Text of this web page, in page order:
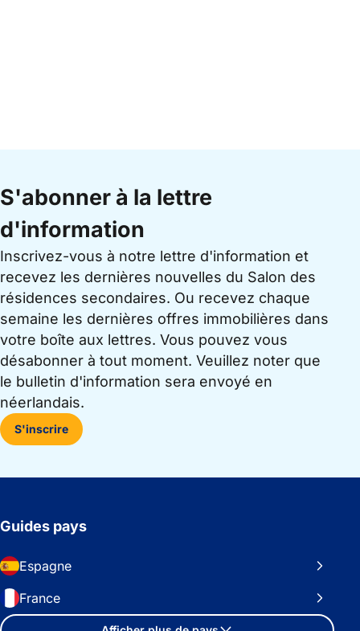
S'abonner à la lettre
d'information
Inscrivez-vous à notre lettre d'information et
recevez les dernières nouvelles du Salon des
résidences secondaires. Ou recevez chaque
semaine les dernières offres immobilières dans
votre boîte aux lettres. Vous pouvez vous
désabonner à tout moment. Veuillez noter que
le bulletin d'information sera envoyé en
néerlandais.
S'inscrire
Guides pays
Espagne
France